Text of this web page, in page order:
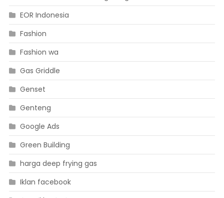
EOR Indonesia
Fashion
Fashion wa
Gas Griddle
Genset
Genteng
Google Ads
Green Building
harga deep frying gas
Iklan facebook